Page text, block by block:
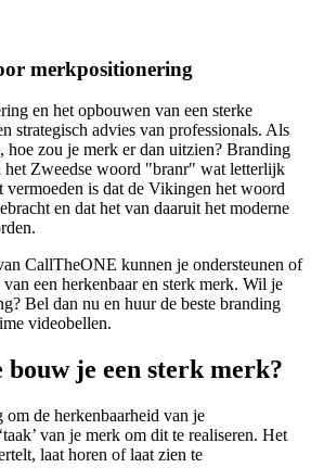
merkpositionering
en het opbouwen van een sterke
strategisch advies van professionals. Als
hoe zou je merk er dan uitzien? Branding
Zweedse woord "branr" wat letterlijk
vermoeden is dat de Vikingen het woord
en dat het van daaruit het moderne
CallTheONE kunnen je ondersteunen of
een herkenbaar en sterk merk. Wil je
Bel dan nu en huur de beste branding
videobellen.
je een sterk merk?
om de herkenbaarheid van je
van je merk om dit te realiseren. Het
laat horen of laat zien te